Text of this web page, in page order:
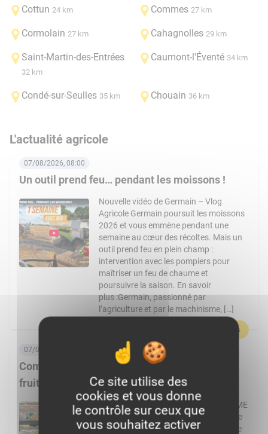
Cottun 24 km Commes 27 km
Cormolain 27 km Cahagnolles 29 km
Saint-Martin-des-Entrées
32 km
Caumont-l'Éventé 34 km
Condé-sur-Seulles 35 km Chouain 36 km
L'actualité agricole
Un outil prend feu… pendant les moissons !
07/08/2026, 08:00
Nouvelle vidéo de Germain – Vlog
Agricole Germain poursuit les moissons
2026 et vous emmène pendant une
semaine au cœur des récoltes. Mais un
outil prend feu en plein champ :
intervention avec les pompiers pour
maîtriser un feu de chaume et
poursuivre la saison. En savoir
plus :Germain, passionné par
l’agriculture et par le machinisme, […]
En savoir plus
Comment Frais Émincés dynamise le rayon
fruits et légumes ?
07/08/2026, 06:00
Spécialiste de la fraîche découpe, la PME
de Pontchâteau affiche une croissance
à deux chiffres. Elle transforme plus de
Ce site utilise des
cookies et vous donne
le contrôle sur ceux que
vous souhaitez activer